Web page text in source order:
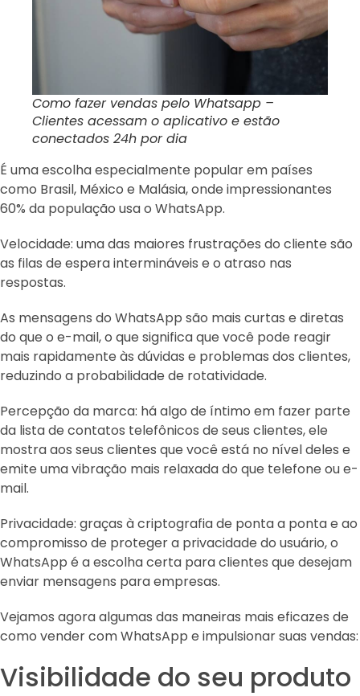
Como fazer vendas pelo Whatsapp –
Clientes acessam o aplicativo e estão
conectados 24h por dia
É uma escolha especialmente popular em países
como Brasil, México e Malásia, onde impressionantes
60% da população usa o WhatsApp.
Velocidade: uma das maiores frustrações do cliente são
as filas de espera intermináveis ​​e o atraso nas
respostas.
As mensagens do WhatsApp são mais curtas e diretas
do que o e-mail, o que significa que você pode reagir
mais rapidamente às dúvidas e problemas dos clientes,
reduzindo a probabilidade de rotatividade.
Percepção da marca: há algo de íntimo em fazer parte
da lista de contatos telefônicos de seus clientes, ele
mostra aos seus clientes que você está no nível deles e
emite uma vibração mais relaxada do que telefone ou e-
mail.
Privacidade: graças à criptografia de ponta a ponta e ao
compromisso de proteger a privacidade do usuário, o
WhatsApp é a escolha certa para clientes que desejam
enviar mensagens para empresas.
Vejamos agora algumas das maneiras mais eficazes de
como vender com WhatsApp e impulsionar suas vendas:
Visibilidade do seu produto